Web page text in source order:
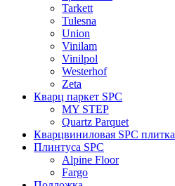
Tarkett
Tulesna
Union
Vinilam
Vinilpol
Westerhof
Zeta
Кварц паркет SPC
MY STEP
Quartz Parquet
Кварцвиниловая SPC плитка
Плинтуса SPC
Alpine Floor
Fargo